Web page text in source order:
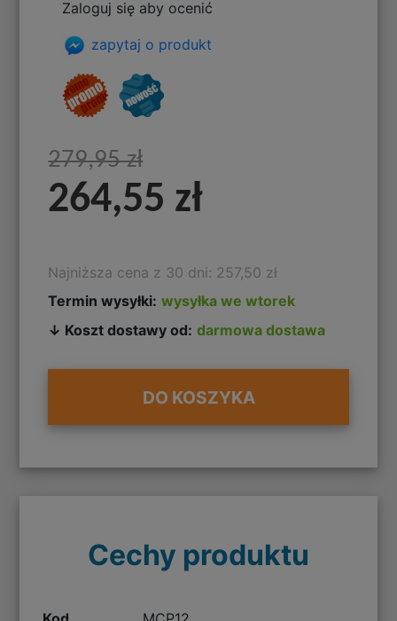
Zaloguj się aby ocenić
zapytaj o produkt
279,95 zł
264,55 zł
Najniższa cena z 30 dni: 257,50 zł
Termin wysyłki: wysyłka we wtorek
↓ Koszt dostawy od: darmowa dostawa
DO KOSZYKA
Cechy produktu